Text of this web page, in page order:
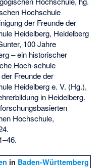
Hochschule
der Freunde der
Heidelberg, Heidelberg
100 Jahre
– ein historischer
Hoch-schule
Freunde der
Heidelberg e. V. (Hg.),
in Heidelberg.
Hochschule,
in Baden-Württemberg